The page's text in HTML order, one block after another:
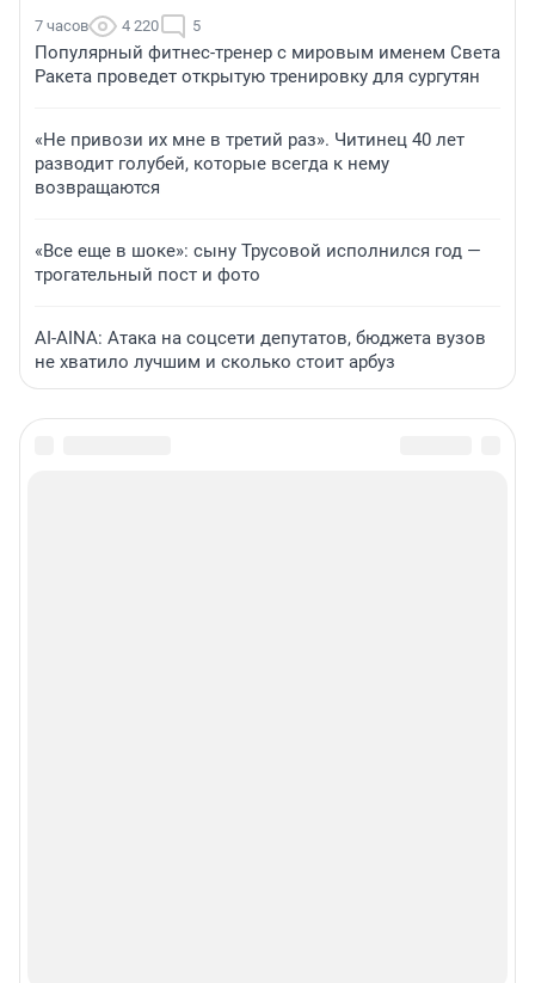
7 часов 4 220 5
Популярный фитнес-тренер с мировым именем Света
Ракета проведет открытую тренировку для сургутян
«Не привози их мне в третий раз». Читинец 40 лет
разводит голубей, которые всегда к нему
возвращаются
«Все еще в шоке»: сыну Трусовой исполнился год —
трогательный пост и фото
AI-AINA: Атака на соцсети депутатов, бюджета вузов
не хватило лучшим и сколько стоит арбуз